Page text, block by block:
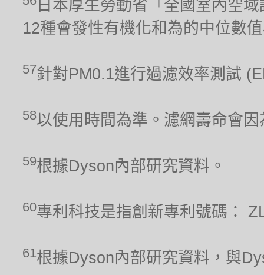
日本厚生勞動省「全國室內空
12種會發性有機化和為的中位數
57針對PM0.1進行過濾效率測試
58以使用時間為準。濾網壽命會
59根據Dyson內部研究資料。
60專利科技是指創新專利號碼：
61根據Dyson內部研究資料，與